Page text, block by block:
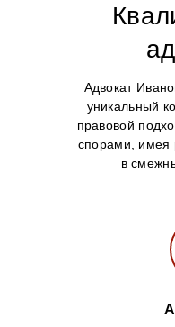
Адвокат
уникальный
правовой
спорами, имея
в